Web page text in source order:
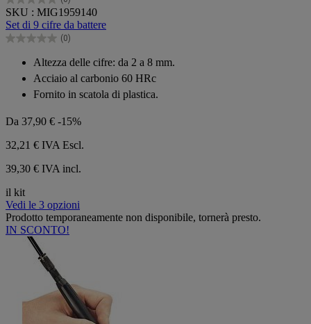
0.0
su
5
stelle.
SKU : MIG1959140
Set di 9 cifre da battere
(0)
0.0
stelle.
Altezza delle cifre: da 2 a 8 mm.
Acciaio al carbonio 60 HRc
Fornito in scatola di plastica.
Da 37,90 € -15%
32,21 € IVA Escl.
39,30 € IVA incl.
il kit
Vedi le 3 opzioni
Prodotto temporaneamente non disponibile, tornerà presto.
IN SCONTO!